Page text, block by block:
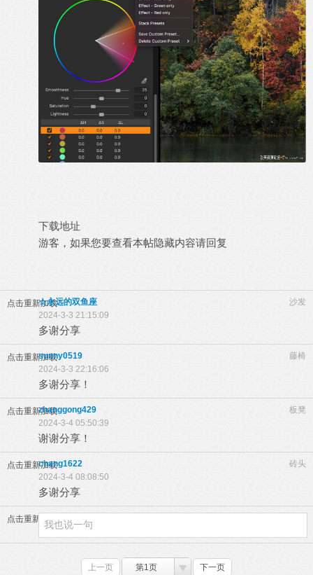
下载地址
游客，如果您要查看本帖隐藏内容请回复
点击重新加载 沙发
☆永远的双鱼座
2024-3-3 21:15:09
多谢分享
点击重新加载 藤椅
sunny0519
2024-3-3 22:16:06
多谢分享！
点击重新加载 板凳
zhanggong429
2024-3-4 05:50:39
谢谢分享！
点击重新加载 砖头
chang1622
2024-3-4 08:08:50
多谢分享
点击重新加载
上一页 第1页 下一页